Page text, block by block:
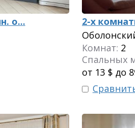
о...
2-х
Комнат: 2
Спальных
от 13 $ до